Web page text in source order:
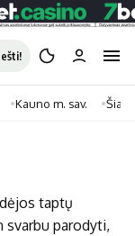
Kauno m. sav.
taptų
svarbu parodyti,